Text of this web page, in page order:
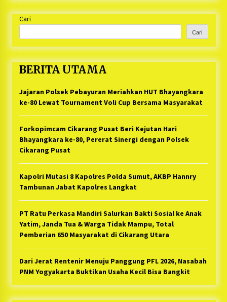
Cari
Cari
BERITA UTAMA
Jajaran Polsek Pebayuran Meriahkan HUT Bhayangkara
ke-80 Lewat Tournament Voli Cup Bersama Masyarakat
Forkopimcam Cikarang Pusat Beri Kejutan Hari
Bhayangkara ke-80, Pererat Sinergi dengan Polsek
Cikarang Pusat
Kapolri Mutasi 8 Kapolres Polda Sumut, AKBP Hannry
Tambunan Jabat Kapolres Langkat
PT Ratu Perkasa Mandiri Salurkan Bakti Sosial ke Anak
Yatim, Janda Tua & Warga Tidak Mampu, Total
Pemberian 650 Masyarakat di Cikarang Utara
Dari Jerat Rentenir Menuju Panggung PFL 2026, Nasabah
PNM Yogyakarta Buktikan Usaha Kecil Bisa Bangkit